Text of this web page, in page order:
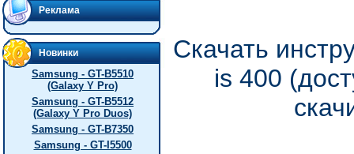
Реклама
Новинки
Samsung - GT-B5510
(Galaxy Y Pro)
Samsung - GT-B5512
(Galaxy Y Pro Duos)
Samsung - GT-B7350
Samsung - GT-I5500
Скачать
is 400